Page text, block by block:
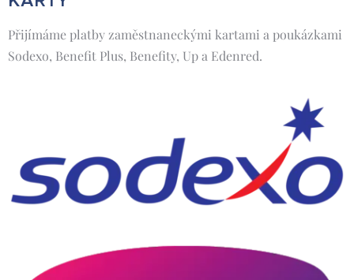
Přijímáme platby zaměstnaneckými kartami a poukázkami
Sodexo, Benefit Plus, Benefity, Up a Edenred.